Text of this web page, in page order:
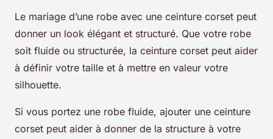
Le mariage d’une robe avec une ceinture corset peut
donner un look élégant et structuré. Que votre robe
soit fluide ou structurée, la ceinture corset peut aider
à définir votre taille et à mettre en valeur votre
silhouette.
Si vous portez une robe fluide, ajouter une ceinture
corset peut aider à donner de la structure à votre